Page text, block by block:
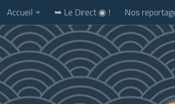
Skip to content
Accueil ➥ Le Direct ◉ ! Nos